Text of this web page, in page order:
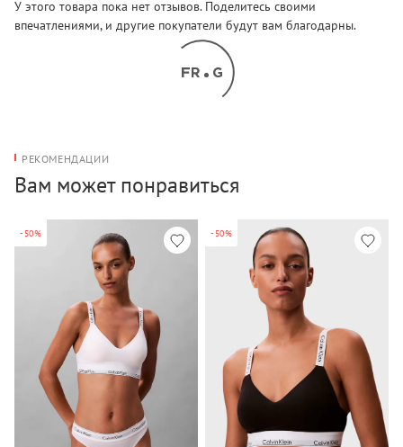
У этого товара пока нет отзывов. Поделитесь своими
впечатлениями, и другие покупатели будут вам благодарны.
РЕКОМЕНДАЦИИ
Вам может понравиться
-50% -50%